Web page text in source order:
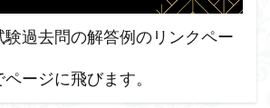
過去問の解答例のリンクペー
ージに飛びます。